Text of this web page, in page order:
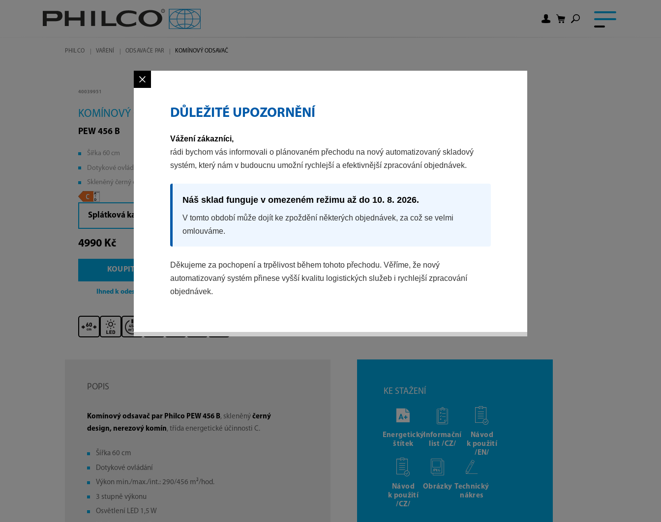
PHILCO VAŘENÍ ODSAVAČE PAR KOMÍNOVÝ ODSAVAČ
40039951
KOMÍNOVÝ ODSAVAČ
PEW 456 B
Šířka 60 cm
Dotykové ovládání
Skleněný černý design
Splátková kalkulačka
4990 Kč
KOUPIT
Ihned k odeslání
POPIS
Komínový odsavač par Philco PEW 456 B, skleněnýčerný
design, nerezový komín, třída energetické účinnosti C.
Šířka 60 cm
Dotykové ovládání
Výkon min./max./int.: 290/456 m³/hod.
3 stupně výkonu
Osvětlení LED 1,5 W
KE STAŽENÍ
Energetický
štítek
Informační
list /CZ/
Návod
k použití
/EN/
Návod
k použití
/CZ/
Obrázky Technický
nákres
×
DŮLEŽITÉ UPOZORNĚNÍ
Vážení zákazníci,
rádi bychom vás informovali o plánovaném přechodu na nový automatizovaný skladový
systém, který nám v budoucnu umožní rychlejší a efektivnější zpracování objednávek.
Náš sklad funguje v omezeném režimu až do 10. 8. 2026.
V tomto období může dojít ke zpoždění některých objednávek, za což se velmi
omlouváme.
Děkujeme za pochopení a trpělivost během tohoto přechodu. Věříme, že nový
automatizovaný systém přinese vyšší kvalitu logistických služeb i rychlejší zpracování
objednávek.